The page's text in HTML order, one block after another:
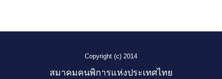
Copyright (c) 2014
สมาคมคนพิการแห่งประเทศไทย